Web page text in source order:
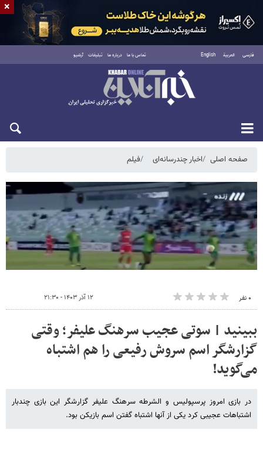
فارسی العربية English تماس با ما درباره ما تبلیغات آرشیو
شنبه ۱۷ مرداد ۱۴۰۵
صفحه اصلی اخبار چندرسانه‌ای فیلم
۰ نفر ۱۲ آذر ۱۴۰۳ - ۲۱:۳۰
ببینید | سوتی عجیب سرهنگ علیفر؛ وقتی
گزارشگر اسم سروش رفیعی را هم اشتباه
می‌گوید!
در بازی امروز پرسپولیس و الشرطه سرهنگ علیفر گزارشگر این بازی چندبار
اشتباهات عجیبی کرد یکی از آنها اشتباه گفتن اسم بازیکن بود.
×